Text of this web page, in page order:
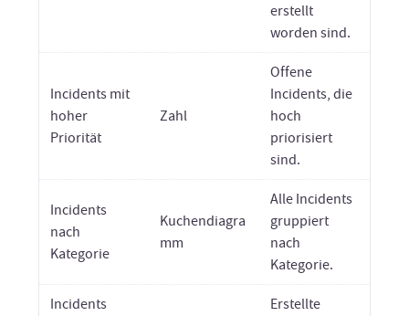
erstellt
worden sind.
Incidents mit
hoher
Priorität
Zahl
Offene
Incidents, die
hoch
priorisiert
sind.
Incidents
nach
Kategorie
Kuchendiagra
mm
Alle Incidents
gruppiert
nach
Kategorie.
Incidents
Erstellte